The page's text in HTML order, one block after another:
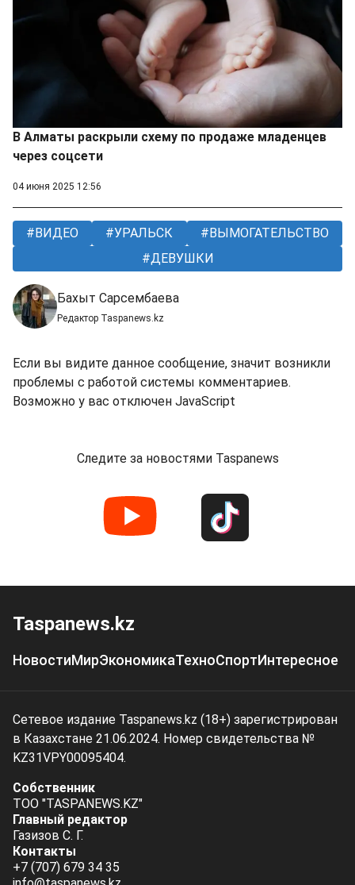
В Алматы раскрыли схему по продаже младенцев
через соцсети
04 июня 2025 12:56
ВИДЕО УРАЛЬСК
ВЫМОГАТЕЛЬСТВО
ДЕВУШКИ
Бахыт Сарсембаева
Редактор Taspanews.kz
Если вы видите данное сообщение, значит возникли
проблемы с работой системы комментариев.
Возможно у вас отключен JavaScript
Следите за новостями Taspanews
Taspanews.kz
НовостиМирЭкономикаТехноСпортИнтересное
Сетевое издание Taspanews.kz (18+) зарегистрирован
в Казахстане 21.06.2024. Номер свидетельства №
KZ31VPY00095404.
Собственник
ТОО "TASPANEWS.KZ"
Главный редактор
Газизов С. Г.
Контакты
+7 (707) 679 34 35